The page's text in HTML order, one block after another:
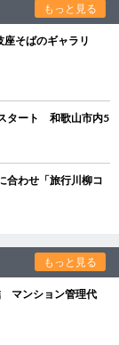
もっと見る
そばのギャラリ
タート 和歌山市内5
合わせ「旅行川柳コ
もっと見る
マンション管理代